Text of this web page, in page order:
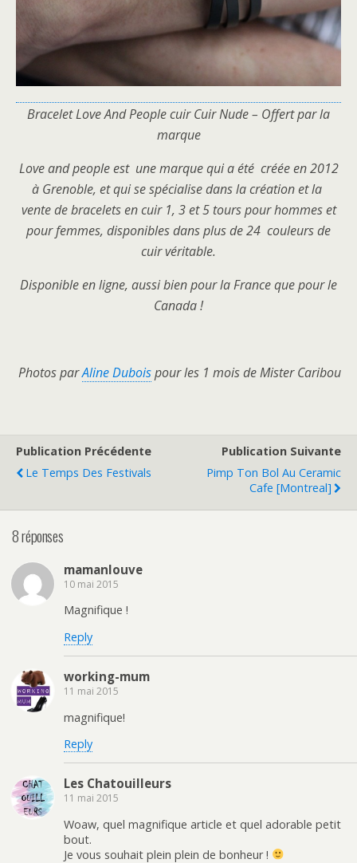
Bracelet Love And People cuir Cuir Nude – Offert par la
marque
Love and people est une marque qui a été créée en 2012
à Grenoble, et qui se spécialise dans la création et la
vente de bracelets en cuir 1, 3 et 5 tours pour hommes et
pour femmes, disponibles dans plus de 24 couleurs de
cuir véritable.
Disponible en ligne, aussi bien pour la France que pour le
Canada !
Photos parAline Duboispour les 1 mois de Mister Caribou
Publication Précédente
Le Temps Des Festivals
Publication Suivante
Pimp Ton Bol Au Ceramic
Cafe [Montreal]
8 réponses
mamanlouve
10 mai 2015
Magnifique !
Reply
working-mum
11 mai 2015
magnifique!
Reply
Les Chatouilleurs
11 mai 2015
Woaw, quel magnifique article et quel adorable petit
bout.
Je vous souhait plein plein de bonheur !